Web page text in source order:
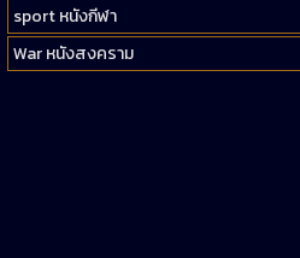
sport หนังกีฬา
War หนังสงคราม